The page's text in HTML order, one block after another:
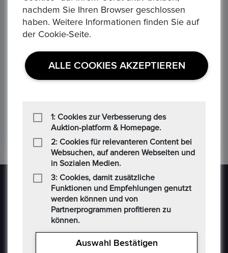
Alle Verhandlungen
‹
Epoxa ist eine Online-Plattform, mit der Benutzer
nachdem Sie Ihren Browser geschlossen
haben. Weitere Informationen finden Sie auf
der Cookie-Seite.
ALLE COOKIES AKZEPTIEREN
1: Cookies zur Verbesserung des
Auktion-platform & Homepage.
2: Cookies für relevanteren Content bei
Websuchen, auf anderen Webseiten und
in Sozialen Medien.
3: Cookies, damit zusätzliche
Funktionen und Empfehlungen genutzt
werden können und von
Partnerprogrammen profitieren zu
können.
Auswahl Bestätigen